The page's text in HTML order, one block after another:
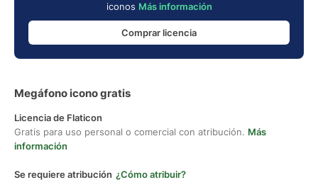
iconos Más información
Comprar licencia
Megáfono icono gratis
Licencia de Flaticon
Gratis para uso personal o comercial con atribución. Más
información
Se requiere atribución ¿Cómo atribuir?